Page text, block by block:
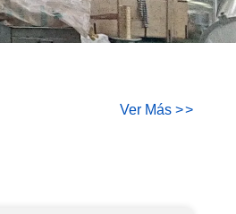
Ver Más >>